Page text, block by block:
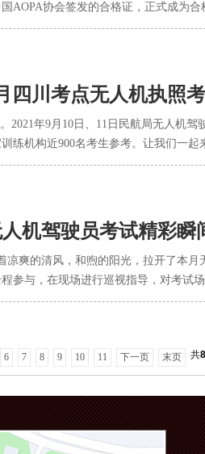
AOPA协会签发的合格证，正式成为
四川考点无人机执照
2021年9月10日、11日民航局无人机
练机构近900名考生参考。让我们一起
机驾驶员考试精彩瞬
凉爽的清风，和煦的阳光，拉开了本
参与，在现场进行巡视指导，对考试
6 7 8 9 10 11 下一页 末页 共